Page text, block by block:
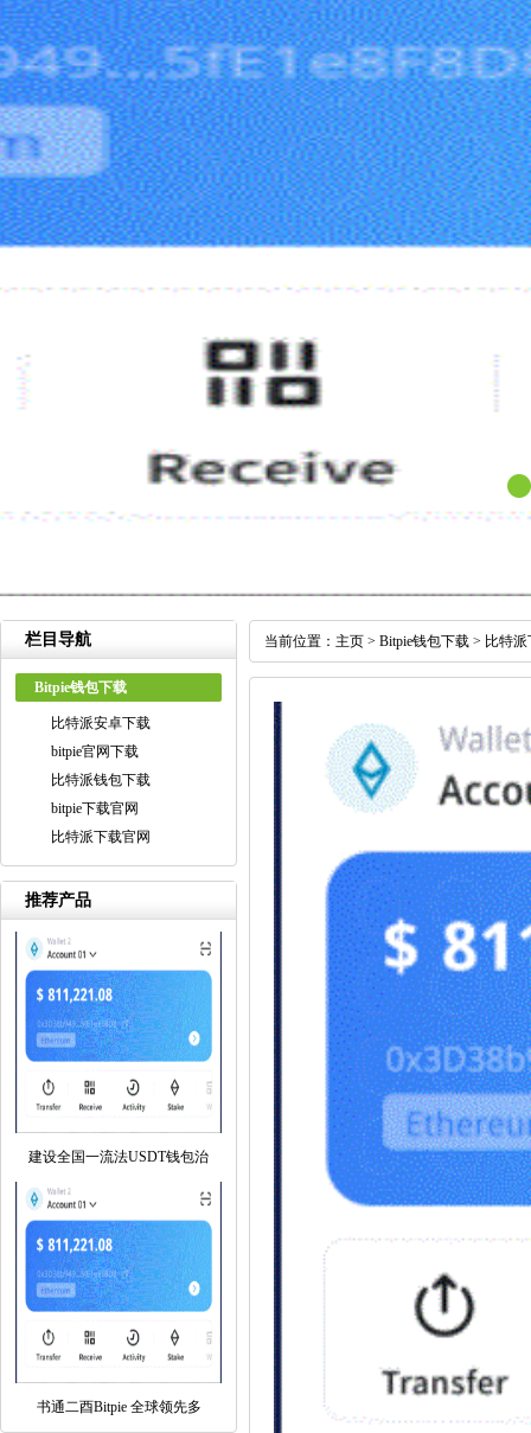
栏目导航
Bitpie钱包下载
比特派安卓下载
bitpie官网下载
比特派钱包下载
bitpie下载官网
比特派下载官网
推荐产品
建设全国一流法USDT钱包治
书通二酉Bitpie 全球领先多
当前位置： 主页 > Bitpie钱包下载 > 比特